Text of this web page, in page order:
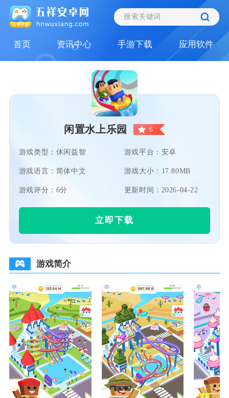
首页 资讯中心 手游下载 应用软件
闲置水上乐园 6
游戏类型：休闲益智 游戏平台：安卓
游戏语言：简体中文 游戏大小：17.80MB
游戏评分：6分 更新时间：2026-04-22
立即下载
游戏简介